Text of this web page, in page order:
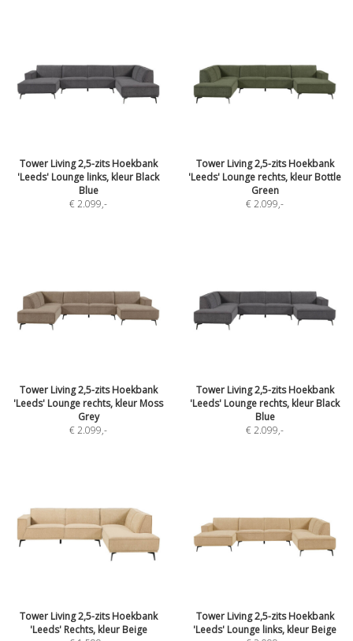
Tower Living 2,5-zits Hoekbank
'Leeds' Lounge links, kleur Black
Blue
€ 2.099,-
Tower Living 2,5-zits Hoekbank
'Leeds' Lounge rechts, kleur Bottle
Green
€ 2.099,-
Tower Living 2,5-zits Hoekbank
'Leeds' Lounge rechts, kleur Moss
Grey
€ 2.099,-
Tower Living 2,5-zits Hoekbank
'Leeds' Lounge rechts, kleur Black
Blue
€ 2.099,-
Tower Living 2,5-zits Hoekbank
'Leeds' Rechts, kleur Beige
Tower Living 2,5-zits Hoekbank
'Leeds' Lounge links, kleur Beige